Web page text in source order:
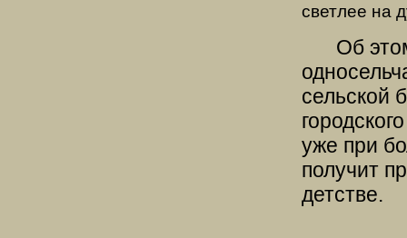
светлее на
Об
сельской
уже при
получит
детстве.